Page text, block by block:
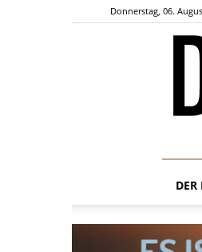
Donnerstag, 06.
DER